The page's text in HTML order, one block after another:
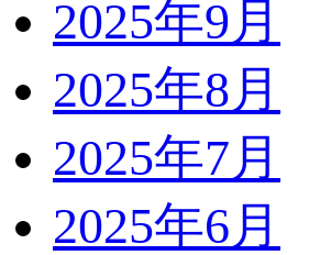
2025年9月
2025年8月
2025年7月
2025年6月